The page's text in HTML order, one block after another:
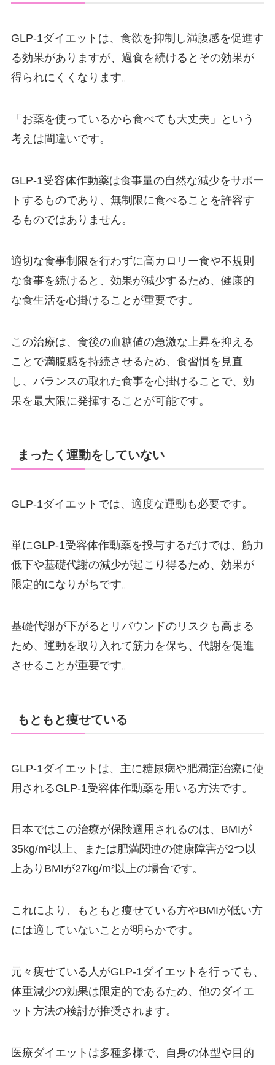
GLP-1ダイエットは、食欲を抑制し満腹感を促進す
る効果がありますが、過食を続けるとその効果が
得られにくくなります。
「お薬を使っているから食べても大丈夫」という
考えは間違いです。
GLP-1受容体作動薬は食事量の自然な減少をサポー
トするものであり、無制限に食べることを許容す
るものではありません。
適切な食事制限を行わずに高カロリー食や不規則
な食事を続けると、効果が減少するため、健康的
な食生活を心掛けることが重要です。
この治療は、食後の血糖値の急激な上昇を抑える
ことで満腹感を持続させるため、食習慣を見直
し、バランスの取れた食事を心掛けることで、効
果を最大限に発揮することが可能です。
まったく運動をしていない
GLP-1ダイエットでは、適度な運動も必要です。
単にGLP-1受容体作動薬を投与するだけでは、筋力
低下や基礎代謝の減少が起こり得るため、効果が
限定的になりがちです。
基礎代謝が下がるとリバウンドのリスクも高まる
ため、運動を取り入れて筋力を保ち、代謝を促進
させることが重要です。
もともと痩せている
GLP-1ダイエットは、主に糖尿病や肥満症治療に使
用されるGLP-1受容体作動薬を用いる方法です。
日本ではこの治療が保険適用されるのは、BMIが
35kg/m²以上、または肥満関連の健康障害が2つ以
上ありBMIが27kg/m²以上の場合です。
これにより、もともと痩せている方やBMIが低い方
には適していないことが明らかです。
元々痩せている人がGLP-1ダイエットを行っても、
体重減少の効果は限定的であるため、他のダイエ
ット方法の検討が推奨されます。
医療ダイエットは多種多様で、自身の体型や目的